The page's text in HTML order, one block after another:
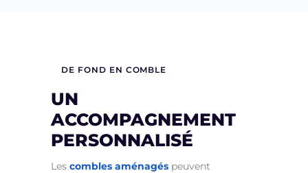
DE FOND EN COMBLE
UN
ACCOMPAGNEMENT
PERSONNALISÉ
Les combles aménagés peuvent